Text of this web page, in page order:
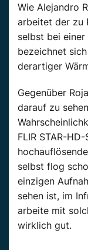
Wie Alejandro
arbeitet der zu
selbst bei
bezeichnet
derartiger
Gegenüber
darauf zu
FLIR STAR-
selbst flog
einzigen
sehen ist, im
arbeite mit
wirklich gut.